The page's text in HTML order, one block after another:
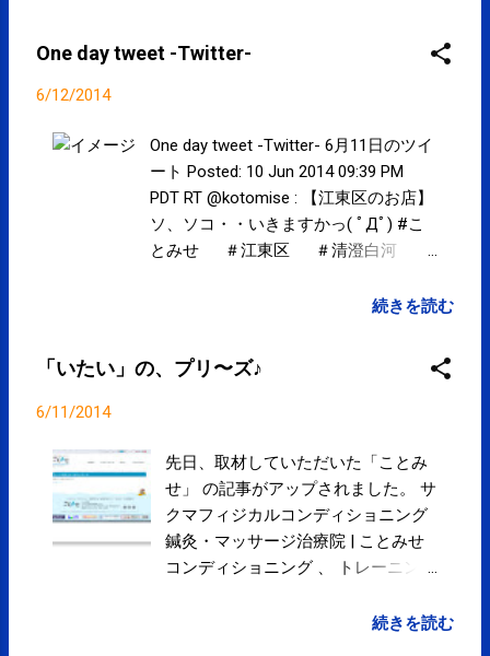
の泉福英信室長の研究班が、特定の県の歯科医療機
関に行った調査によると、「（患者ごとに機器を）
必ず交換」は34％で、残りの66％の歯科では滅菌せ
し…高い... bit.ly/1xMwdf9 posted at 16:33:49 You are
subscribed to email updates from サクマフィジカル
コンディショニング(@SPCstyle) - Twilog To stop
receiving these emails, you may unsubscribe now .
Email delivery powered by Google Google Inc., 20
One day tweet -Twitter-
6/12/2014
One day tweet -Twitter- 6月11日のツイ
ート Posted: 10 Jun 2014 09:39 PM
PDT RT @kotomise : 【江東区のお店】
ソ、ソコ・・いきますかっ( ﾟДﾟ) #こ
とみせ ＃江東区 ＃清澄白河 #
13:38:42 ここは気になりますね！笑 RT
コ・・いきますかっ( ﾟДﾟ) #ことみせ
＃江東区 ＃清澄白河 #森下 ...
サクマフィジカルコンディショニング
(@SPCstyle) - Twilog To stop receiving
these emails, you may unsubscribe
now . Email delivery powered by Google
Google Inc., 20 West Kinzie, Chicago IL
続きを読む
「いたい」の、プリ〜ズ♪
6/11/2014
先日、取材していただいた「ことみ
せ」 の記事がアップされました。 サ
クマフィジカルコンディショニング
鍼灸・マッサージ治療院 | ことみせ
コンディショニング 、 トレーニング
きでとてもとても良い感じの記事に
続きを読む